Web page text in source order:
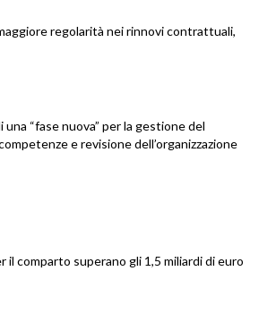
regolarità nei rinnovi contrattuali,
una “fase nuova” per la gestione del
e revisione dell’organizzazione
il comparto superano gli 1,5 miliardi di euro